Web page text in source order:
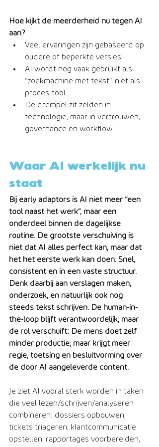
Hoe kijkt de meerderheid nu tegen AI
aan?
Veel ervaringen zijn gebaseerd op
oudere of beperkte versies.
AI wordt nog vaak gebruikt als
“zoekmachine met tekst”, niet als
proces-tool.
De drempel zit zelden in
technologie, maar in vertrouwen,
governance en workflow.
Waar AI werkelijk nu
staat
Bij early adaptors is AI niet meer “een
tool naast het werk”, maar een
onderdeel binnen de dagelijkse
routine. De grootste verschuiving is
niet dat AI alles perfect kan, maar dat
het het eerste werk kan doen. Snel,
consistent en in een vaste structuur.
Denk daarbij aan verslagen maken,
onderzoek, en natuurlijk ook nog
steeds tekst schrijven. De human-in-
the-loop blijft verantwoordelijk, maar
de rol verschuift: De mens doet zelf
minder productie, maar krijgt meer
regie, toetsing en besluitvorming over
de door AI aangeleverde content.
Je ziet AI vooral sterk worden in taken
die veel lezen/schrijven/analyseren
combineren: dossiers opbouwen,
tickets triageren, klantcommunicatie
opstellen, rapportages voorbereiden,